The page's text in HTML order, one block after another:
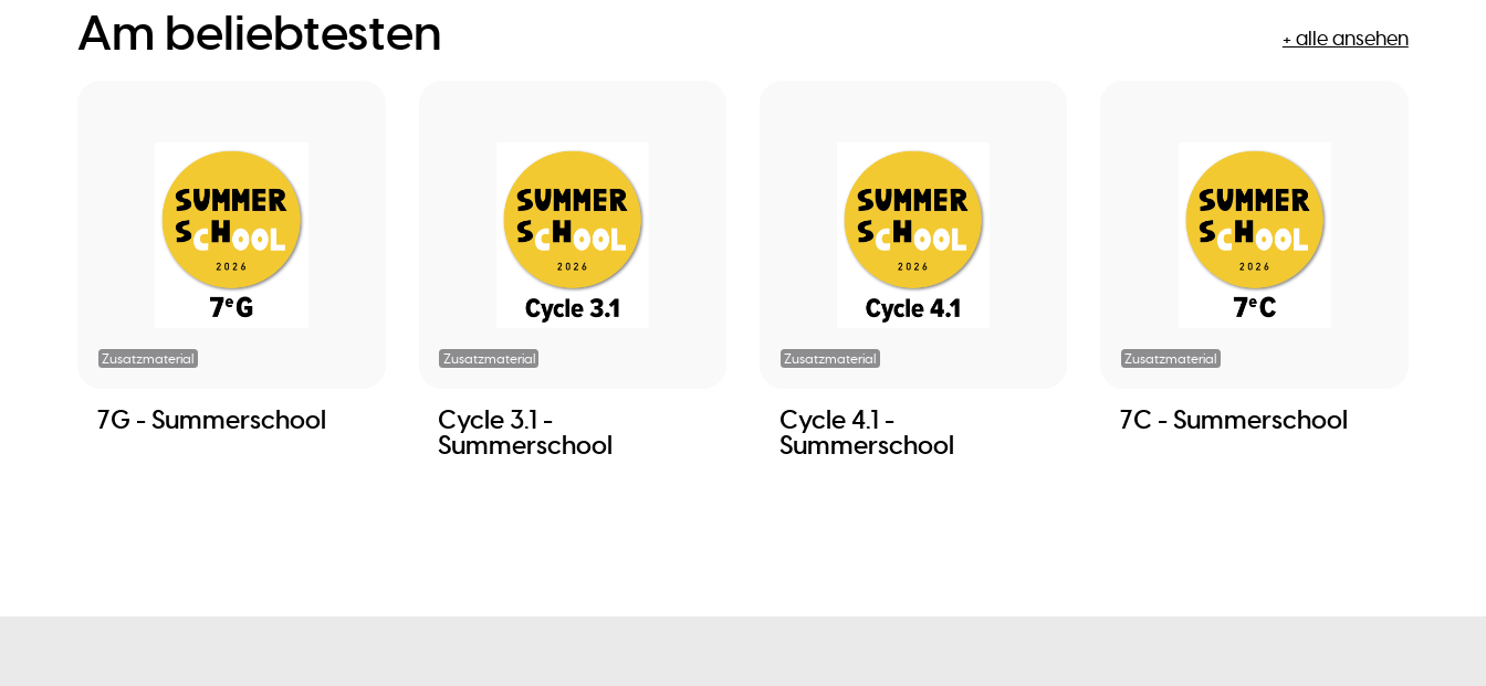
Am beliebtesten
Zusatzmaterial
7G - Summerschool
Zusatzmaterial
Cycle 3.1 -
Summerschool
Zusatzmaterial
Cycle 4.1 -
Summerschool
Zusatzmaterial
7C - Summerschool
+ alle ansehen